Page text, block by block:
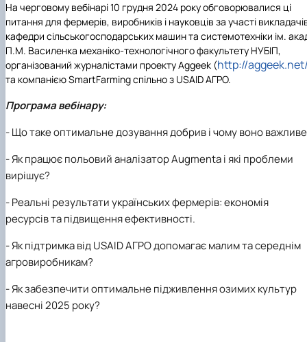
На черговому вебінарі 10 грудня 2024 року обговорювалися ці
питання для фермерів, виробників і науковців за участі
кафедри сільськогосподарських машин та системотехніки ім.
П.М. Василенка механіко-технологічного факультету НУБІП,
організований журналістами проекту Aggeek (http://
та компанією SmartFarming спільно з USAID АГРО.
Програма вебінару:
- Що таке оптимальне дозування добрив і чому воно
- Як працює польовий аналізатор Augmenta і які проблеми
вирішує?
- Реальні результати українських фермерів: економія
ресурсів та підвищення ефективності.
- Як підтримка від USAID АГРО допомагає малим та середнім
агровиробникам?
- Як забезпечити оптимальне підживлення озимих культур
навесні 2025 року?